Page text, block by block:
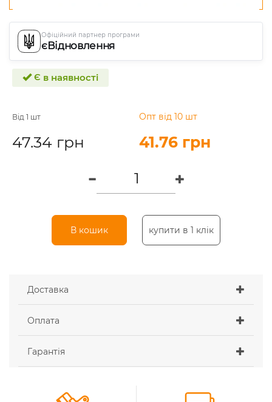
Офіційний партнер програми
єВідновлення
Є в наявності
Від 1 шт
47.34 грн
Опт від 10 шт
41.76 грн
В кошик купити в 1 клік
Доставка
Оплата
Гарантія